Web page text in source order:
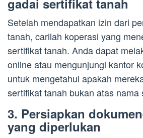
gadai sertifikat tanah
Setelah mendapatkan izin dari
tanah, carilah koperasi yang
sertifikat tanah. Anda dapat
online atau mengunjungi kantor
untuk mengetahui apakah
sertifikat tanah bukan atas nama
3. Persiapkan
yang diperlukan